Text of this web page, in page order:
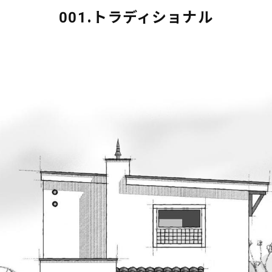
001.トラディショナル